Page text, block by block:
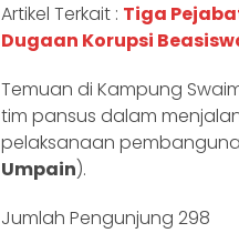
Artikel Terkait : Tiga
Dugaan Korupsi
Temuan di Kampung
tim pansus dalam
pelaksanaan
Umpain).
Jumlah Pengunjung 298